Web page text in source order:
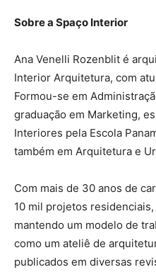
Sobre a Spaço Interior
Ana Venelli Rozenblit é
Interior Arquitetura, com
Formou-se em
graduação em Marketing,
Interiores pela Escola
também em Arquitetura e
Com mais de 30 anos de
10 mil projetos
mantendo um modelo de
como um ateliê de
publicados em diversas